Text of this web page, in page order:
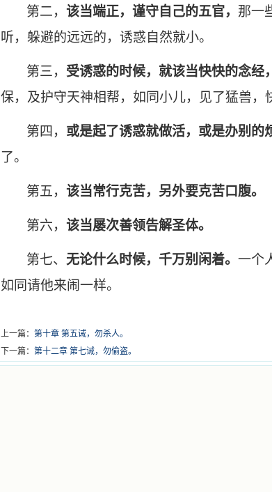
第二， 该当端正，谨守自己的五官， 那一
听，躲避的远远的，诱惑自然就小。
第三， 受诱惑的时候，就该当快快的念经，
保，及护守天神相帮，如同小儿，见了猛兽，
第四， 或是起了诱惑就做活，或是办别的
了。
第五， 该当常行克苦，另外要克苦口腹。
第六， 该当屡次善领告解圣体。
第七、 无论什么时候，千万别闲着。 一个
如同请他来闹一样。
上一篇： 第十章 第五诫，勿杀人。
下一篇： 第十二章 第七诫，勿偷盗。